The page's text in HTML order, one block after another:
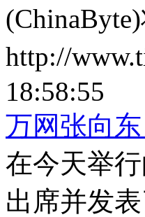
http://
18:58:55
万网张向
在今天举
出席并发